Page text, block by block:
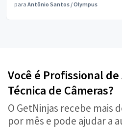
para Antônio Santos /Olympus
Você é Profissional
Técnica de Câmeras?
O GetNinjas recebe mais
por mês e pode ajudar a